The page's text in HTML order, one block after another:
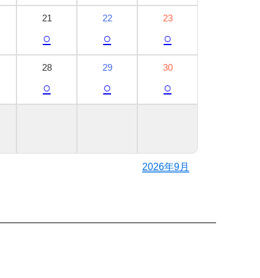
21
○
22
○
23
○
28
○
29
○
30
○
2026年9月